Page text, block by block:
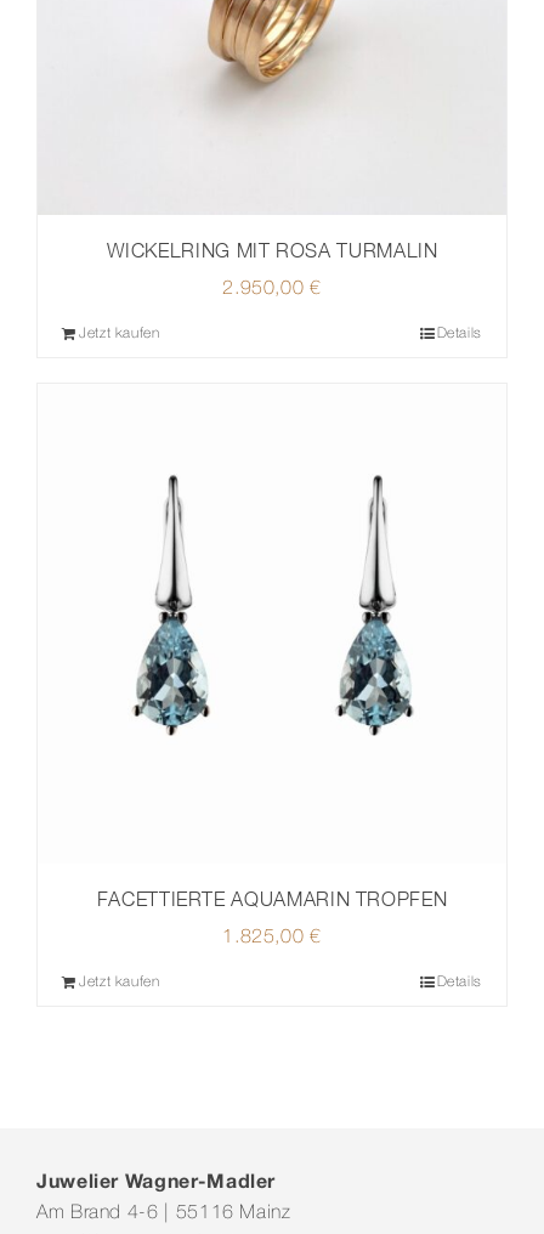
WICKELRING MIT ROSA TURMALIN
2.950,00€
Jetzt kaufen Details
FACETTIERTE AQUAMARIN TROPFEN
1.825,00€
Jetzt kaufen Details
Juwelier Wagner-Madler
Am Brand 4-6 | 55116 Mainz